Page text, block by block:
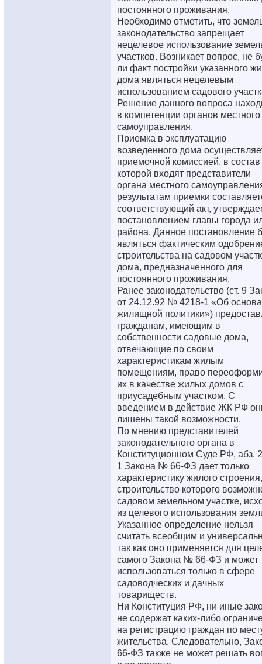
постоянного проживания.
Необходимо отметить, что
законодательство запрещает
нецелевое использование
участков. Возникает вопрос, не
ли факт постройки указанного
дома являться нецелевым
использованием садового
Решение данного вопроса
в компетенции органов местного
самоуправления.
Приемка в эксплуатацию
возведенного дома
приемочной комиссией, в состав
которой входят представители
органа местного
результатам приемки
соответствующий акт,
постановлением главы города
района. Данное постановление
являться фактическим
строительства на садовом
дома, предназначенного для
постоянного проживания.
Ранее законодательство (ст. 9
от 24.12.92 № 4218-1 «Об
жилищной политики»)
гражданам, имеющим в
собственности садовые дома,
отвечающие по своим
характеристикам жилым
помещениям, право
их в качестве жилых домов с
приусадебным участком. С
введением в действие ЖК РФ
лишены такой возможности.
По мнению представителей
законодательного органа в
Конституционном Суде РФ, абз. 2
1 Закона № 66-ФЗ дает только
характеристику жилого строения,
строительство которого
садовом земельном участке,
из целевого использования
Указанное определение нельзя
считать всеобщим и
так как оно применяется для
самого Закона № 66-ФЗ и может
использоваться только в сфере
садоводческих и дачных
товариществ.
Ни Конституция РФ, ни иные
не содержат каких-либо
на регистрацию граждан по
жительства. Следовательно,
66-ФЗ также не может решать